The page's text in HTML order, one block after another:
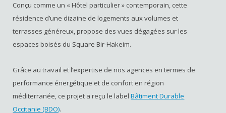
Conçu comme un « Hôtel particulier » contemporain, cette
résidence d’une dizaine de logements aux volumes et
terrasses généreux, propose des vues dégagées sur les
espaces boisés du Square Bir-Hakeim.
Grâce au travail et l’expertise de nos agences en termes de
performance énergétique et de confort en région
méditerranée, ce projet a reçu le labelBâtiment Durable
Occitanie (BDO).